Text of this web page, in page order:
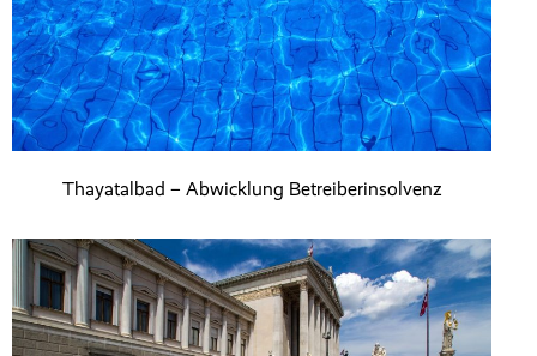
Thayatalbad – Abwicklung Betreiberinsolvenz